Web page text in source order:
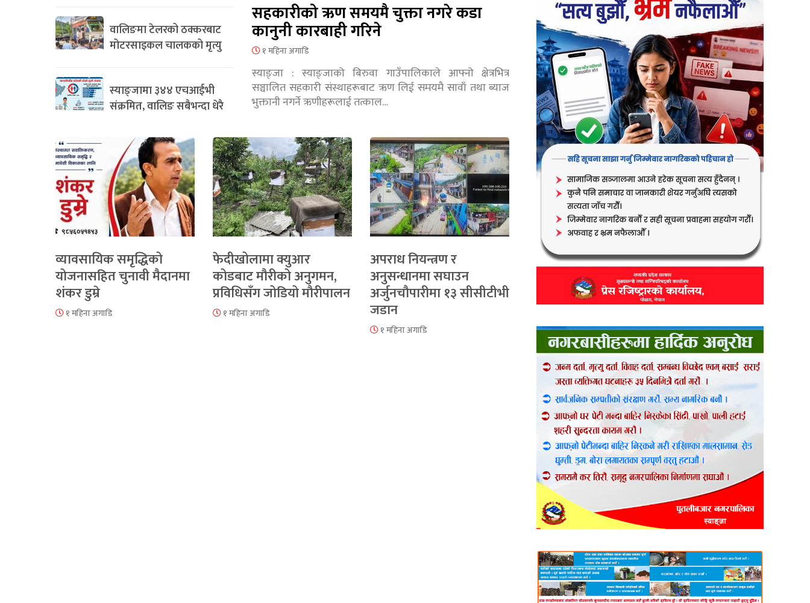
वालिङमा टेलरको ठक्करबाट
मोटरसाइकल चालकको मृत्यु
स्याङ्जामा ३४४ एचआईभी
संक्रमित, वालिङ सबैभन्दा धेरै
सहकारीको ऋण समयमै चुक्ता नगरे कडा
कानुनी कारबाही गरिने
१ महिना अगाडि
स्याङ्जा : स्याङ्जाको बिरुवा गाउँपालिकाले आफ्नो क्षेत्रभित्र
सञ्चालित सहकारी संस्थाहरूबाट ऋण लिई समयमै सावाँ तथा ब्याज
भुक्तानी नगर्ने ऋणीहरूलाई तत्काल…
व्यावसायिक समृद्धिको
योजनासहित चुनावी मैदानमा
शंकर डुम्रे
१ महिना अगाडि
फेदीखोलामा क्युआर
कोडबाट मौरीको अनुगमन,
प्रविधिसँग जोडियो मौरीपालन
१ महिना अगाडि
अपराध नियन्त्रण र
अनुसन्धानमा सघाउन
अर्जुनचौपारीमा १३ सीसीटीभी
जडान
१ महिना अगाडि